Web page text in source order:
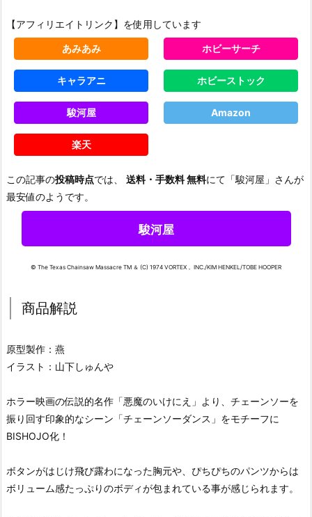
【アフィリエイトリンク】を使用しています
あみあみ ホビーサーチ
キャラアニ ホビーストック
駿河屋 Amazon
楽天
この記事の投稿時点では、 送料・手数料 無料にて「駿河屋」さんが
最安値のようです。
駿河屋
© The Texas Chainsaw Massacre TM ＆ (C) 1974 VORTEX， INC./KIM HENKEL/TOBE HOOPER
商品解説
原型製作：燕
イラスト：山下しゅんや
ホラー映画の伝説的名作「悪魔のいけにえ」より、チェーンソーを
振り回す印象的なシーン「チェーンソーダンス」をモチーフに
BISHOJO化！
ボタンがはじけ飛び露わになった胸元や、ぴちぴちのパンツからは
ボリューム感たっぷりのボディが包まれている事が感じられます。